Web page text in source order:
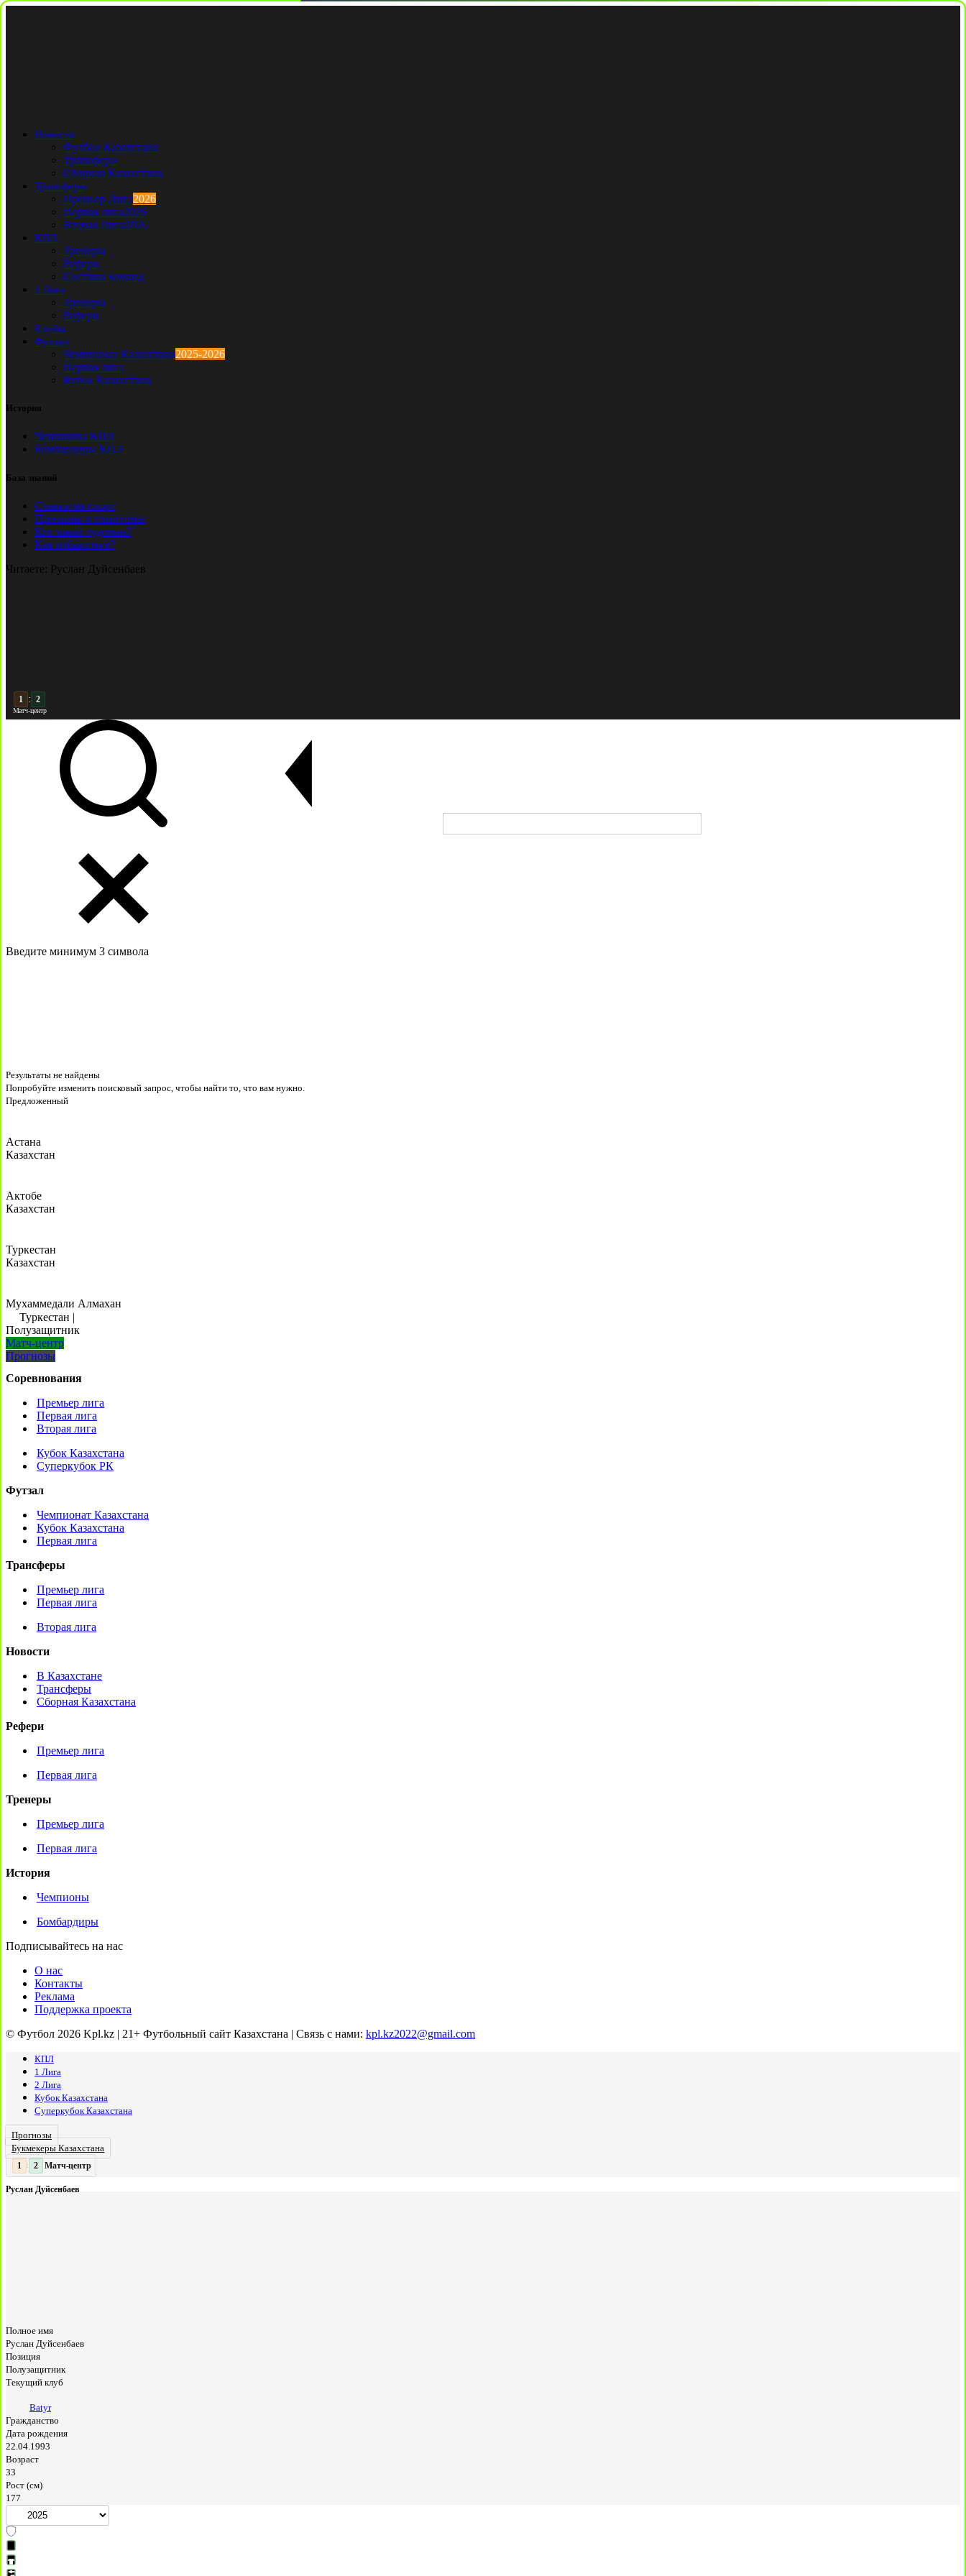
Новости
Футбол Казахстана
Трансферы
Сборная Казахстана
Трансферы
Премьер Лига2026
Первая лига2026
Вторая Лига2026
КПЛ
Тренеры
Рефери
Составы команд
1 Лига
Тренеры
Рефери
Клубы
Футзал
Чемпионат Казахстана2025-2026
Первая лига
Кубок Казахстана
История
Чемпионы КПЛ
Бомбардиры КПЛ
База знаний
Ставки на спорт
Причины и симптомы
Кто такой лудоман?
Как избавиться?
Читаете: Руслан Дуйсенбаев
2 : 2
Матч-центр
Введите минимум 3 символа
Результаты не найдены
Попробуйте изменить поисковый запрос, чтобы найти то, что вам нужно.
Предложенный
Астана
Казахстан
Актобе
Казахстан
Туркестан
Казахстан
Мухаммедали Алмахан
Туркестан |
Полузащитник
Матч-центр
Прогнозы
Соревнования
Премьер лига
Первая лига
Вторая лига
Кубок Казахстана
Суперкубок РК
Футзал
Чемпионат Казахстана
Кубок Казахстана
Первая лига
Трансферы
Премьер лига
Первая лига
Вторая лига
Новости
В Казахстане
Трансферы
Сборная Казахстана
Рефери
Премьер лига
Первая лига
Тренеры
Премьер лига
Первая лига
История
Чемпионы
Бомбардиры
Подписывайтесь на нас
О нас
Контакты
Реклама
Поддержка проекта
© Футбол 2026 Kpl.kz | 21+ Футбольный сайт Казахстана | Связь с нами: kpl.kz2022@gmail.com
КПЛ
1 Лига
2 Лига
Кубок Казахстана
Суперкубок Казахстана
Прогнозы
Букмекеры Казахстана
2 : 2 Матч-центр
Руслан Дуйсенбаев
Полное имя
Руслан Дуйсенбаев
Позиция
Полузащитник
Текущий клуб
Batyr
Гражданство
Дата рождения
22.04.1993
Возраст
33
Рост (см)
177